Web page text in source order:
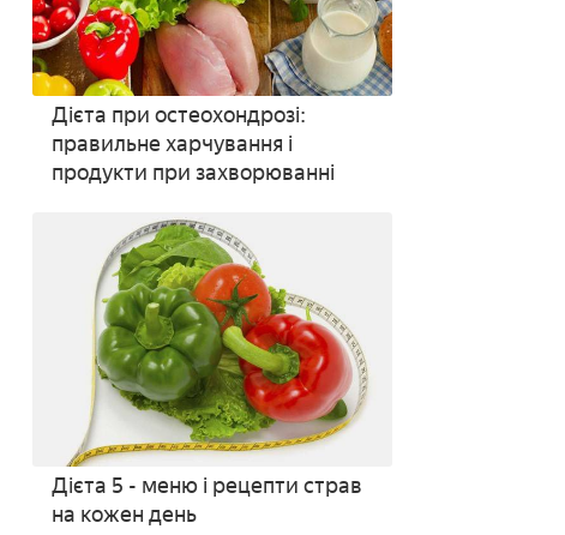
Дієта при остеохондрозі:
правильне харчування і
продукти при захворюванні
Дієта 5 - меню і рецепти страв
на кожен день